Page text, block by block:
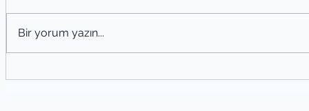
Bir yorum yazın...